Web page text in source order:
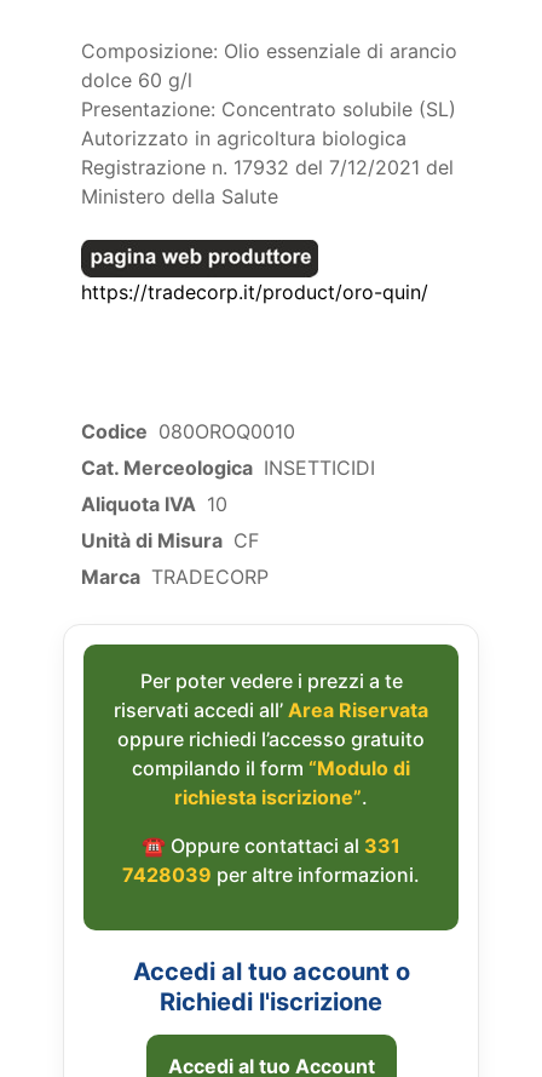
Composizione: Olio essenziale di arancio
dolce 60 g/l
Presentazione: Concentrato solubile (SL)
Autorizzato in agricoltura biologica
Registrazione n. 17932 del 7/12/2021 del
Ministero della Salute
https://tradecorp.it/product/oro-quin/
Codice 080OROQ0010
Cat. Merceologica INSETTICIDI
Aliquota IVA 10
Unità di Misura CF
Marca TRADECORP
Per poter vedere i prezzi a te
riservati accedi all’ Area Riservata
oppure richiedi l’accesso gratuito
compilando il form “Modulo di
richiesta iscrizione”.
☎︎ Oppure contattaci al 331
7428039 per altre informazioni.
Accedi al tuo account o
Richiedi l'iscrizione
Accedi al tuo Account